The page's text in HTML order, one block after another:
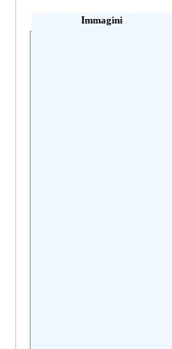
Immagini